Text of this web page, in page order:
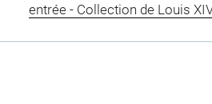
entrée - Collection de Louis